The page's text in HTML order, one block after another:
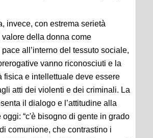
invece, con estrema serietà
della donna come
all’interno del tessuto sociale,
vanno riconosciuti e la
fisica e intellettuale deve essere
atti dei violenti e dei criminali. La
il dialogo e l’attitudine alla
oggi: “c'è bisogno di gente in grado
comunione, che contrastino i